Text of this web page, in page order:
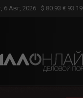
6 Авг, 2026 $ 80.93 € 93.19